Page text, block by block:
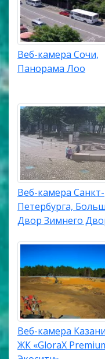
Веб-камера Сочи,
Панорама Лоо
Веб-камера Санкт-
Петербурга,
Двор Зимнего
Веб-камера
ЖК «GloraX